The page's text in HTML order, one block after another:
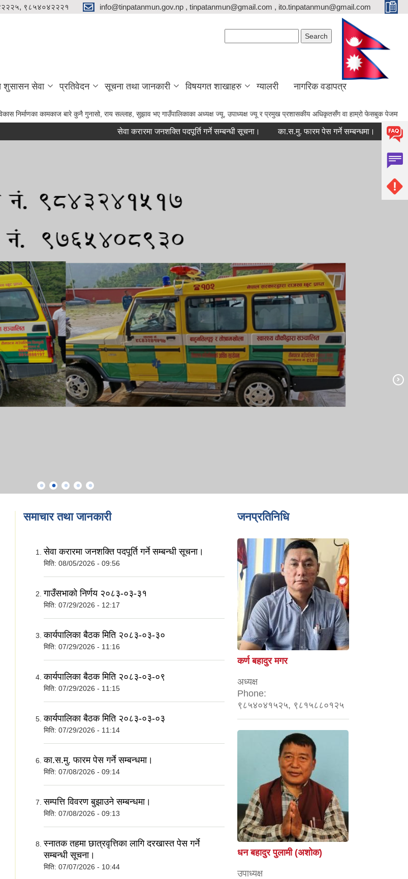
९८५४०४२२२१ info@tinpatanmun.gov.np , tinpatanmun@gmail.com , ito.tinpatanmun@gmail.com
शुसासन सेवा प्रतिवेदन सूचना तथा जानकारी विषयगत शाखाहरु ग्यालरी नागरिक वडापत्र
बारे कुनै गुनासो, राय सल्लाह, सुझाव भए गाउँपालिकाका अध्यक्ष ज्यू, उपाध्यक्ष ज्यू र प्रमुख प्रशासकीय अधिकृतसँग वा हाम्रो फेसबुक पेजमा राख्नु हुन अनुरोध छ ।
सेवा करारमा जनशक्ति पदपूर्ति गर्ने सम्बन्धी सूचना। का.स.मु. फारम पेस गर्ने सम्बन्धमा। सम्पत्ति
समाचार तथा जानकारी
सेवा करारमा जनशक्ति पदपूर्ति गर्ने सम्बन्धी सूचना।
मिति: 08/05/2026 - 09:56
गाउँसभाको निर्णय २०८३-०३-३१
मिति: 07/29/2026 - 12:17
कार्यपालिका बैठक मिति २०८३-०३-३०
मिति: 07/29/2026 - 11:16
कार्यपालिका बैठक मिति २०८३-०३-०९
मिति: 07/29/2026 - 11:15
कार्यपालिका बैठक मिति २०८३-०३-०३
मिति: 07/29/2026 - 11:14
का.स.मु. फारम पेस गर्ने सम्बन्धमा।
मिति: 07/08/2026 - 09:14
सम्पत्ति विवरण बुझाउने सम्बन्धमा।
मिति: 07/08/2026 - 09:13
स्नातक तहमा छात्रवृत्तिका लागि दरखास्त पेस गर्ने
सम्बन्धी सूचना।
मिति: 07/07/2026 - 10:44
जनप्रतिनिधि
कर्ण बहादुर मगर
अध्यक्ष
Phone:
९८५४०४१५२५, ९८१५८८०१२५
धन बहादुर पुलामी (अशोक)
उपाध्यक्ष